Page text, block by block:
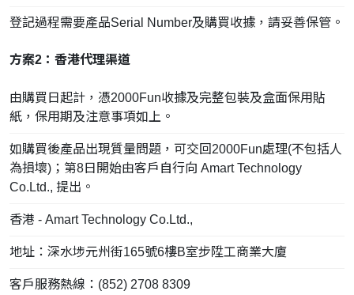
登記過程需要產品Serial Number及購買收據，請妥善保管。
方案2：香港代理渠道
由購買日起計，憑2000Fun收據及完整包裝及盒面保用貼
紙，保用期及注意事項如上。
如購買後產品出現質量問題，可交回2000Fun處理(不包括人
為損壞)；第8日開始由客戶自行向 Amart Technology
Co.Ltd., 提出。
香港 - Amart Technology Co.Ltd.,
地址：深水埗元州街165號6樓B室步陞工商業大廈
客戶服務熱線：(852) 2708 8309